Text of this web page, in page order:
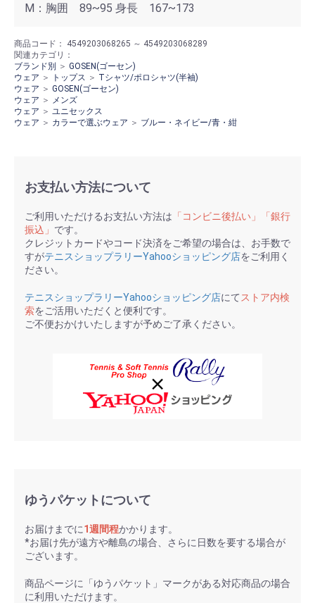
M：胸囲 89~95 身長 167~173
商品コード： 4549203068265 ～ 4549203068289
関連カテゴリ：
ブランド別
＞ GOSEN(ゴーセン)
ウェア ＞ トップス ＞ Tシャツ/ポロシャツ(半袖)
ウェア ＞ GOSEN(ゴーセン)
ウェア ＞ メンズ
ウェア ＞ ユニセックス
ウェア ＞ カラーで選ぶウェア ＞ ブルー・ネイビー/青・紺
お支払い方法について
ご利用いただけるお支払い方法は 「コンビニ後払い」「銀行
振込」 です。
クレジットカードやコード決済をご希望の場合は、お手数で
すがテニスショップラリーYahooショッピング店をご利用く
ださい。
テニスショップラリーYahooショッピング店にて ストア内検
索をご活用いただくと便利です。
ご不便おかけいたしますが予めご了承ください。
ゆうパケットについて
お届けまでに1週間程かかります。
*お届け先が遠方や離島の場合、さらに日数を要する場合が
ございます。
商品ページに「ゆうパケット」マークがある対応商品の場合
に利用いただけます。